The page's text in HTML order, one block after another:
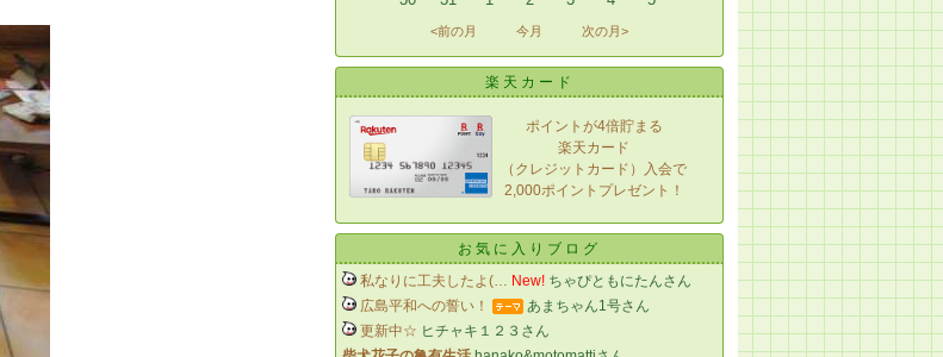
<前の月 今月 次の月>
楽天カード
ポイントが4倍貯まる
楽天カード
（クレジットカード）入会で
2,000ポイントプレゼント！
お気に入りブログ
私なりに工夫したよ(… New! ちゃぴともにたんさん
広島平和への誓い！
あまちゃん1号さん
更新中☆ ヒチャキ１２３さん